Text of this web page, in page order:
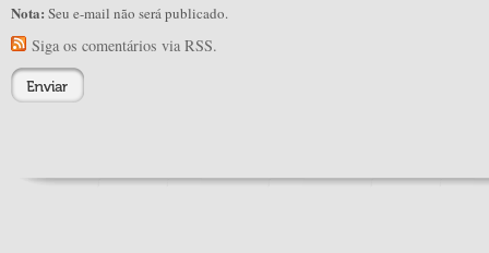
Nota: Seu e-mail não será publicado.
Siga os comentários via RSS.